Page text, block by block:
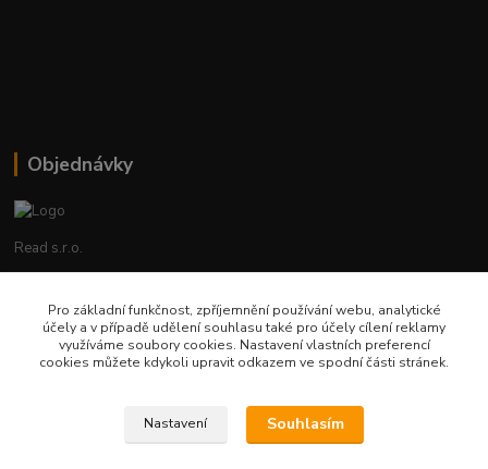
Objednávky
Read s.r.o.
+420 602 388 763
Po - Pá 8 - 14h
Pro základní funkčnost, zpříjemnění používání webu, analytické
účely a v případě udělení souhlasu také pro účely cílení reklamy
využíváme soubory cookies. Nastavení vlastních preferencí
cookies můžete kdykoli upravit odkazem ve spodní části stránek.
Nastavení Souhlasím